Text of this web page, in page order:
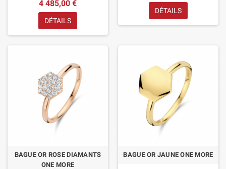
4 485,00 €
DÉTAILS
DÉTAILS
BAGUE OR ROSE DIAMANTS
ONE MORE
BAGUE OR JAUNE ONE MORE